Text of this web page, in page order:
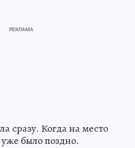
сразу. Когда на место
было поздно.